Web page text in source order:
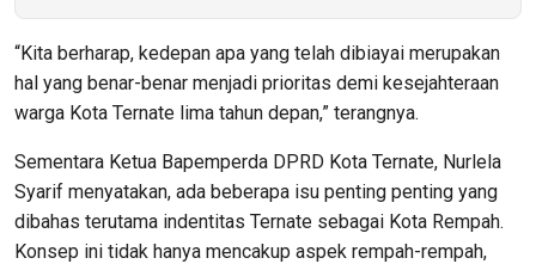
“Kita berharap, kedepan apa yang telah dibiayai merupakan
hal yang benar-benar menjadi prioritas demi kesejahteraan
warga Kota Ternate lima tahun depan,” terangnya.
Sementara Ketua Bapemperda DPRD Kota Ternate, Nurlela
Syarif menyatakan, ada beberapa isu penting penting yang
dibahas terutama indentitas Ternate sebagai Kota Rempah.
Konsep ini tidak hanya mencakup aspek rempah-rempah,